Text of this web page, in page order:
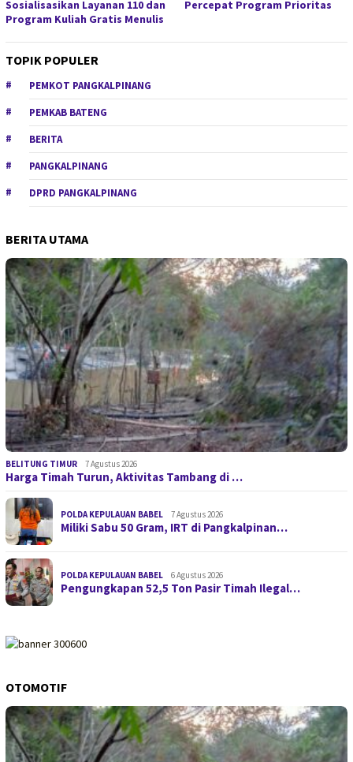
Sosialisasikan Layanan 110 dan
Program Kuliah Gratis Menulis
Percepat Program Prioritas
TOPIK POPULER
PEMKOT PANGKALPINANG
PEMKAB BATENG
BERITA
PANGKALPINANG
DPRD PANGKALPINANG
BERITA UTAMA
BELITUNG TIMUR 7 Agustus 2026
Harga Timah Turun, Aktivitas Tambang di …
POLDA KEPULAUAN BABEL 7 Agustus 2026
Miliki Sabu 50 Gram, IRT di Pangkalpinan…
POLDA KEPULAUAN BABEL 6 Agustus 2026
Pengungkapan 52,5 Ton Pasir Timah Ilegal…
OTOMOTIF